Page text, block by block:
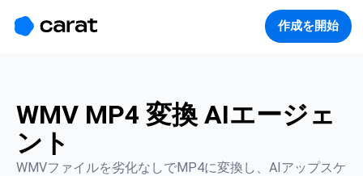
作成を開始
WMV MP4 変換 AIエージェ
ント
WMVファイルを劣化なしでMP4に変換し、AIアップスケ